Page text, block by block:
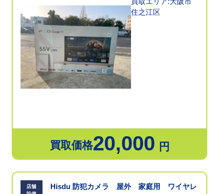
住之江区
買取価格20,000 円
店舗
Hisdu 防犯カメラ 屋外 家庭用 ワイヤレ